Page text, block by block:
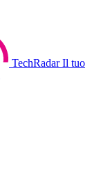
TechRadar Il tuo